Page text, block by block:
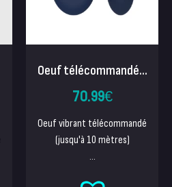
Oeuf télécommandé...
70.99€
Oeuf vibrant télécommandé
(jusqu'à 10 mètres)
...